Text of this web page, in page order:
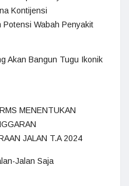
Kontijensi
Potensi Wabah Penyakit
Akan Bangun Tugu Ikonik
MENENTUKAN
JALAN T.A 2024
Jalan Saja